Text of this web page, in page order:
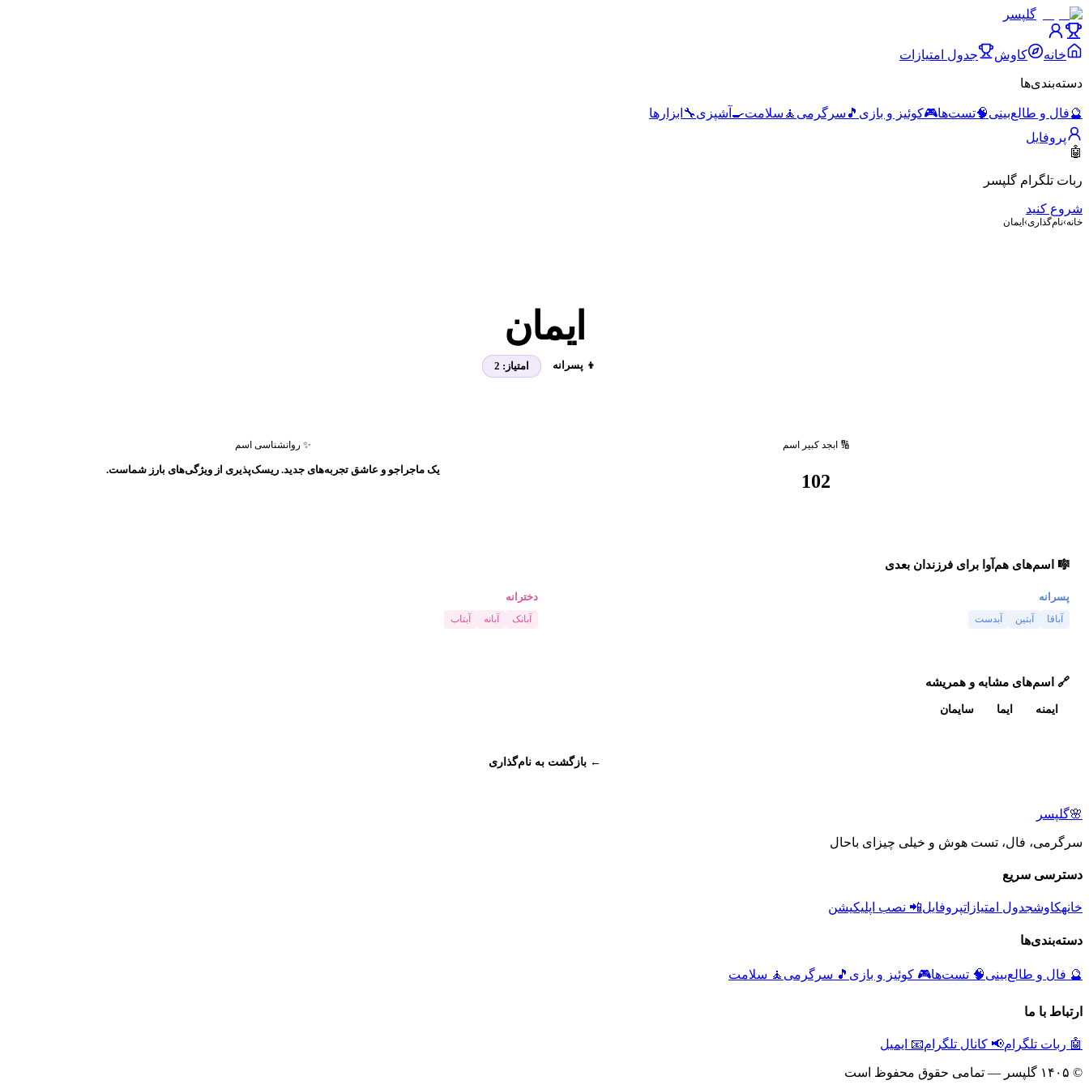
گلپسر
خانه کاوش جدول امتیازات
دسته‌بندی‌ها
🔮فال و طالع‌بینی🧠تست‌ها🎮کوئیز و بازی 🎵 سرگرمی 🧘 سلامت🍳 آشپزی🔧 ابزارها
پروفایل
🤖
ربات تلگرام گلپسر
شروع کنید
خانه›نام‌گذاری› ایمان
ایمان
👦 پسرانه امتیاز: 2
🔢 ابجد کبیر اسم
102
✨ روانشناسی اسم
یک ماجراجو و عاشق تجربه‌های جدید. ریسک‌پذیری از ویژگی‌های بارز شماست.
🎼 اسم‌های هم‌آوا برای فرزندان بعدی
پسرانه
آباقا آبتین آبدست
دخترانه
آبانک آبانه آبتاب
🔗 اسم‌های مشابه و همریشه
ایمنه ایما سایمان
← بازگشت به نام‌گذاری
🌸گلپسر
سرگرمی، فال، تست هوش و خیلی چیزای باحال
دسترسی سریع
خانهکاوشجدول امتیازاتپروفایل📲 نصب اپلیکیشن
دسته‌بندی‌ها
🔮 فال و طالع‌بینی🧠 تست‌ها🎮 کوئیز و بازی 🎵 سرگرمی 🧘 سلامت
ارتباط با ما
🤖 ربات تلگرام📢 کانال تلگرام📧 ایمیل
© ۱۴۰۵ گلپسر — تمامی حقوق محفوظ است